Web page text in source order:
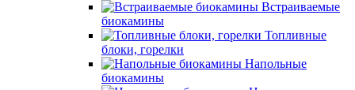
Встраиваемые
биокамины
Топливные
блоки, горелки
Напольные
биокамины